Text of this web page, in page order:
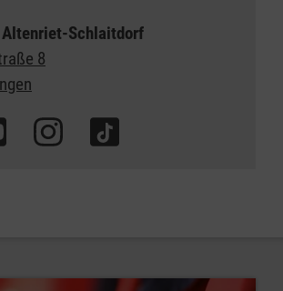
Schlaitdorf
8